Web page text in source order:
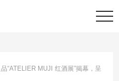
“ATELIER MUJI 红酒展”揭幕，呈